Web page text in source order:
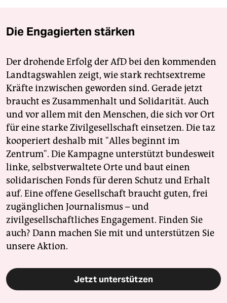
Die Engagierten stärken
Der drohende Erfolg der AfD bei den kommenden
Landtagswahlen zeigt, wie stark rechtsextreme
Kräfte inzwischen geworden sind. Gerade jetzt
braucht es Zusammenhalt und Solidarität. Auch
und vor allem mit den Menschen, die sich vor Ort
für eine starke Zivilgesellschaft einsetzen. Die taz
kooperiert deshalb mit "Alles beginnt im
Zentrum". Die Kampagne unterstützt bundesweit
linke, selbstverwaltete Orte und baut einen
solidarischen Fonds für deren Schutz und Erhalt
auf. Eine offene Gesellschaft braucht guten, frei
zugänglichen Journalismus – und
zivilgesellschaftliches Engagement. Finden Sie
auch? Dann machen Sie mit und unterstützen Sie
unsere Aktion.
Jetzt unterstützen